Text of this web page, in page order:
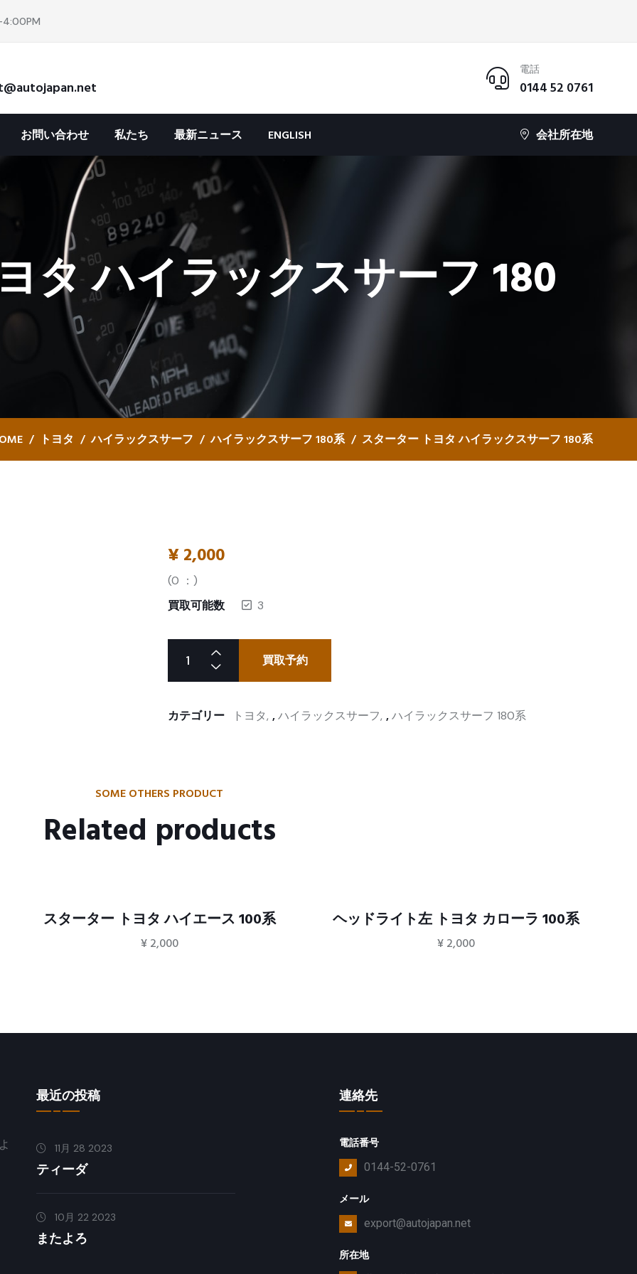
4:00PM
電話
0144 52 0761
お問い合わせ 私たち 最新ニュース ENGLISH 会社所在地
タ ハイラックスサーフ 180
トヨタ ハイラックスサーフ ハイラックスサーフ 180系 スターター トヨタ ハイラックスサーフ 180系
¥ 2,000
(0 ：)
買取可能数
3
買取予約
カテゴリー トヨタ ,ハイラックスサーフ ,ハイラックスサーフ 180系
SOME OTHERS PRODUCT
Related products
スターター トヨタ ハイエース 100系
¥ 2,000
ヘッドライト左 トヨタ カローラ 100系
¥ 2,000
最近の投稿
11月 28 2023
ティーダ
10月 22 2023
またよろ
連絡先
電話番号
0144-52-0761
メール
export@autojapan.net
所在地